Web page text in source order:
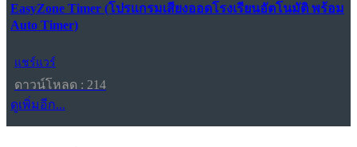
EasyZone Timer (โปรแกรมเสียงออดโรงเรียนอัตโนมัติ พร้อม
Auto Timer)
แชร์แวร์
ดาวน์โหลด : 214
ดูเพิ่มอีก...